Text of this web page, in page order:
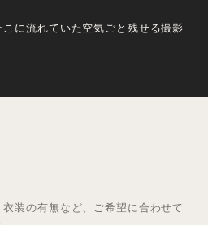
に流れていた空気ごと残せる撮影
装の有無など、ご希望に合わせて